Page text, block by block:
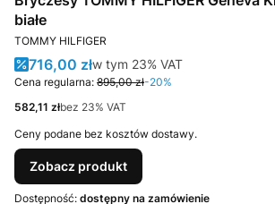
białe
PRODUCENT
TOMMY HILFIGER
Cena promocyjna brutto
716,00 złw tym %s VAT
w tym 23% VAT
Cena regularna: 895,00 zł-20%
Cena netto
582,11 złbez 23% VAT
Ceny podane bez kosztów dostawy.
Zobacz produkt
Dostępność: dostępny na zamówienie